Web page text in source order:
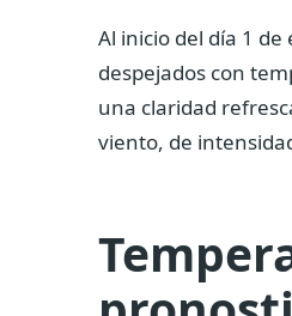
Al inicio del día 1
despejados con
una claridad
viento, de